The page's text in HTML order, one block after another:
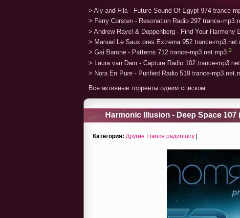
> Aly and Fila - Future Sound Of Egypt 974 trance-
> Ferry Corsten - Resonation Radio 297 trance-
> Andrew Rayel & Doppenberg - Find Your Harmony
> Manuel Le Saux pres Extrema 952 trance-
> Gai Barone - Patterns 712 trance-mp3.net.mp3 2
> Laura van Dam - Capture Radio 102 trance-
> Nora En Pure - Purified Radio 519 trance-
Все активные торренты одним списком
Harmonic Illusion - Deep Space 107
Категория: Другие Trance радиошоу |